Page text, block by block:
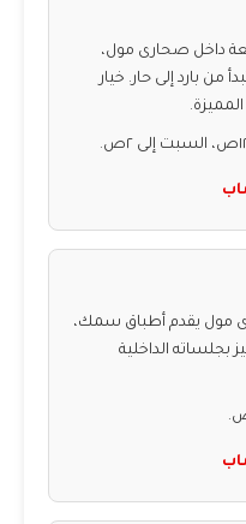
داخل صحارى مول،
من بارد إلى حار. خيار
مول يقدم أطباق سمك،
بجلساته الداخلية